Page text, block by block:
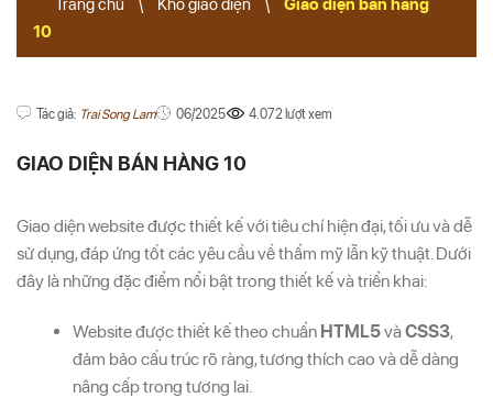
Trang chủ \ Kho giao diện \
Giao diện bán hàng
10
Tác giả: Trai Song Lam 06/2025 4.072 lượt xem
GIAO DIỆN BÁN HÀNG 10
Giao diện website được thiết kế với tiêu chí hiện đại, tối ưu và dễ
sử dụng, đáp ứng tốt các yêu cầu về thẩm mỹ lẫn kỹ thuật. Dưới
đây là những đặc điểm nổi bật trong thiết kế và triển khai:
Website được thiết kế theo chuẩn HTML5vàCSS3,
đảm bảo cấu trúc rõ ràng, tương thích cao và dễ dàng
nâng cấp trong tương lai.